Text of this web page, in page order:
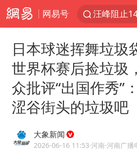
网易号
汪峰阻止
改名后的“
日本球迷挥舞垃圾
世界杯赛后捡垃圾
众批评“出国作秀”
涩谷街头的垃圾吧
大象新闻
2026-06-16 11:53·河南